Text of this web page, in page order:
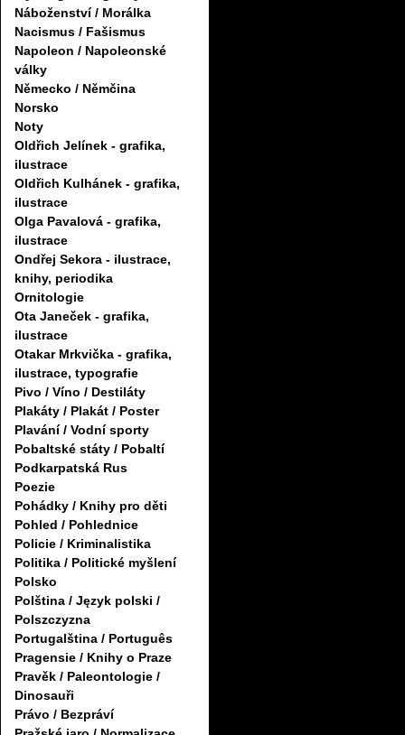
Náboženství / Morálka
Nacismus / Fašismus
Napoleon / Napoleonské
války
Německo / Němčina
Norsko
Noty
Oldřich Jelínek - grafika,
ilustrace
Oldřich Kulhánek - grafika,
ilustrace
Olga Pavalová - grafika,
ilustrace
Ondřej Sekora - ilustrace,
knihy, periodika
Ornitologie
Ota Janeček - grafika,
ilustrace
Otakar Mrkvička - grafika,
ilustrace, typografie
Pivo / Víno / Destiláty
Plakáty / Plakát / Poster
Plavání / Vodní sporty
Pobaltské státy / Pobaltí
Podkarpatská Rus
Poezie
Pohádky / Knihy pro děti
Pohled / Pohlednice
Policie / Kriminalistika
Politika / Politické myšlení
Polsko
Polština / Język polski /
Polszczyzna
Portugalština / Português
Pragensie / Knihy o Praze
Pravěk / Paleontologie /
Dinosauři
Právo / Bezpráví